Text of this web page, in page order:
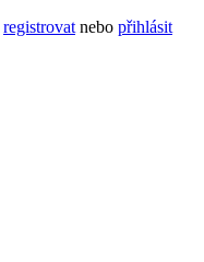
registrovat nebo přihlásit